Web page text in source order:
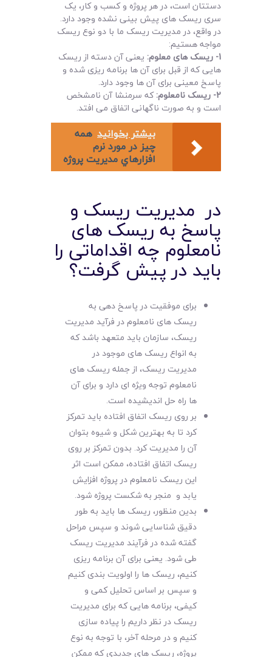
دستتان است، در هر پروژه و کسب و کار، یک
سری ریسک های پیش بینی نشده وجود دارد.
در واقع، در مدیریت ریسک ما با دو نوع ریسک
مواجه هستیم:
1- ریسک های معلوم:
یعنی آن دسته از ریسک
هایی که از قبل برای آن ها برنامه ریزی شده و
پاسخ معینی برای آن ها وجود دارد.
2- ریسک نامعلوم:
که سرمنشا آن نامشخص
است و به صورت ناگهانی اتفاق می افتد.
بیشتر بخوانید همه
چيز در مورد نرم
افزارهاي مديريت پروژه
در مدیریت ریسک و
پاسخ به ریسک های
نامعلوم چه اقداماتی را
باید در پیش گرفت؟
برای موفقیت در پاسخ دهی به
ریسک های نامعلوم در فرآید مدیریت
ریسک، سازمان باید متعهد باشد که
به انواع ریسک های موجود در
مدیریت ریسک، از جمله ریسک های
نامعلوم توجه ویژه ای دارد و برای آن
ها راه حل اندیشیده است.
بر روی ریسک اتفاق افتاده باید تمرکز
کرد تا به بهترین شکل و شیوه بتوان
آن را مدیریت کرد. بدون تمرکز بر روی
ریسک اتفاق افتاده، ممکن است اثر
این ریسک نامعلوم در پروژه افزایش
یابد و منجر به شکست پروژه شود.
بدین منظور، ریسک ها باید به طور
دقیق شناسایی شوند و سپس مراحل
گفته شده در فرآیند مدیریت ریسک
طی شود. یعنی برای آن برنامه ریزی
کنیم، ریسک ها را اولویت بندی کنیم
و سپس بر اساس تحلیل کمی و
کیفی، برنامه هایی که برای مدیریت
ریسک در نظر داریم را پیاده سازی
کنیم و در مرحله آخر، با توجه به نوع
پروژه، ریسک های جدیدی که ممکن